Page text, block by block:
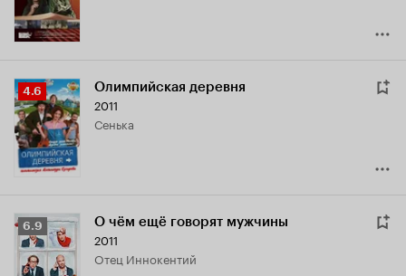
Рейтинг
Кинопоиска
4.6
4.6 Олимпийская деревня
2011
Сенька
Рейтинг
Кинопоиска
6.9
6.9 О чём ещё говорят мужчины
2011
Отец Иннокентий